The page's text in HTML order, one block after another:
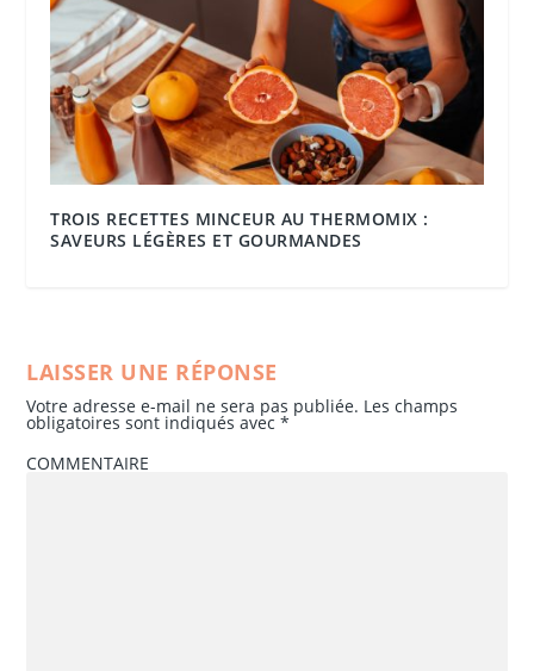
TROIS RECETTES MINCEUR AU THERMOMIX :
SAVEURS LÉGÈRES ET GOURMANDES
LAISSER UNE RÉPONSE
Votre adresse e-mail ne sera pas publiée. Les champs
obligatoires sont indiqués avec*
COMMENTAIRE